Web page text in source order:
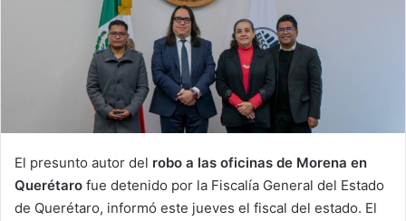
El presunto autor del robo a las oficinas de Morena en
Querétaro fue detenido por la Fiscalía General del Estado
de Querétaro, informó este jueves el fiscal del estado. El